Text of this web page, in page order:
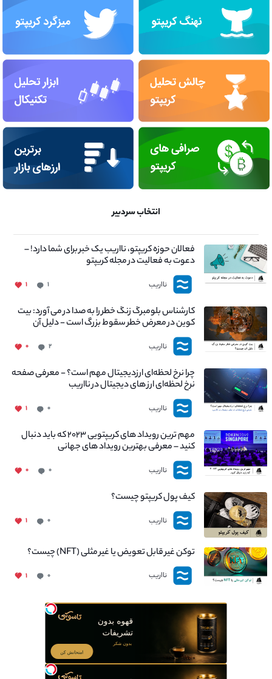
انتخاب سردبیر
فعالان حوزه کریپتو، نااریب یک خبر برای شما دارد! –
دعوت به فعالیت در مجله کریپتو
نااریب ۱ ۱
کارشناس بلومبرگ زنگ خطر را به صدا در می آورد: بیت
کوین در معرض خطر سقوط بزرگ است - دلیل آن
چیست؟
نااریب ۲ ۰
چرا نرخ لحظه‌ای ارزدیجیتال مهم است؟ - معرفی صفحه
نرخ لحظه‌ای ارز های دیجیتال در نااریب
نااریب ۰ ۱
مهم ترین رویداد های کریپتویی ۲۰۲۳ که باید دنبال
کنید – معرفی بهترین رویداد های جهانی
نااریب ۰ ۰
کیف پول کریپتو چیست؟
نااریب ۰ ۱
توکن غیر قابل تعویض یا غیر مثلی (NFT) چیست؟
نااریب ۰ ۱